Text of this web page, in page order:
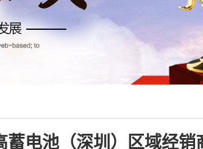
蓄电池（深圳）区域经销